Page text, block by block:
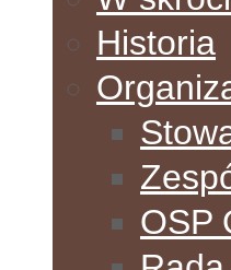
Historia
OSP